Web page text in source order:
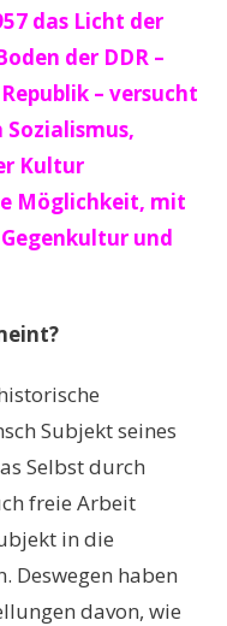
das Licht der
der DDR –
– versucht
Kultur
Möglichkeit, mit
und
Subjekt seines
Selbst durch
freie Arbeit
in die
Deswegen haben
davon, wie